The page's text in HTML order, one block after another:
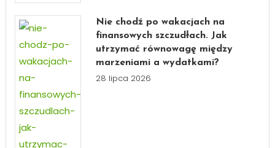
Nie chodź po wakacjach na
finansowych szczudłach. Jak
utrzymać równowagę między
marzeniami a wydatkami?
28 lipca 2026